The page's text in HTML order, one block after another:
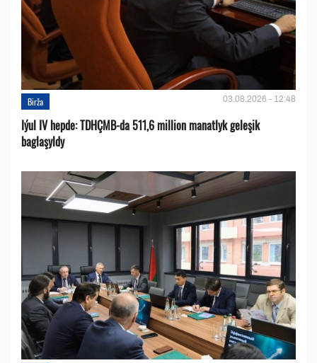
Birža 03.08.2026 - 12:48
Iýul IV hepde: TDHÇMB-da 511,6 million manatlyk geleşik
baglaşyldy